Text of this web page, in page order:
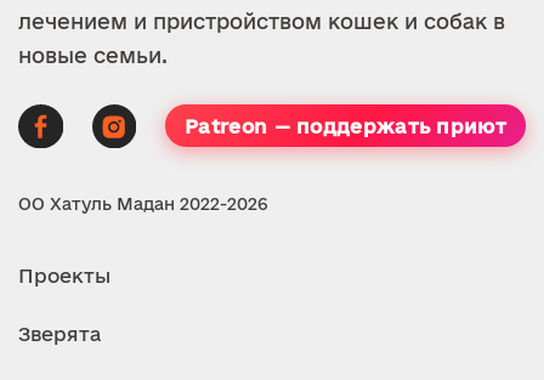
лечением и пристройством кошек и собак в
новые семьи.
Patreon — поддержать приют
ОО Хатуль Мадан 2022-2026
Проекты
Зверята